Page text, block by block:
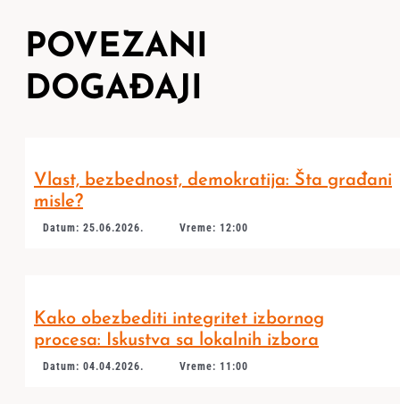
POVEZANI
DOGAĐAJI
Vlast, bezbednost, demokratija: Šta građani
misle?
Datum: 25.06.2026. Vreme: 12:00
Kako obezbediti integritet izbornog
procesa: Iskustva sa lokalnih izbora
Datum: 04.04.2026. Vreme: 11:00